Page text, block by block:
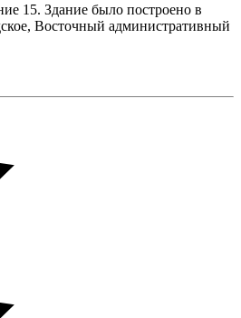
15. Здание было построено в
Восточный административный